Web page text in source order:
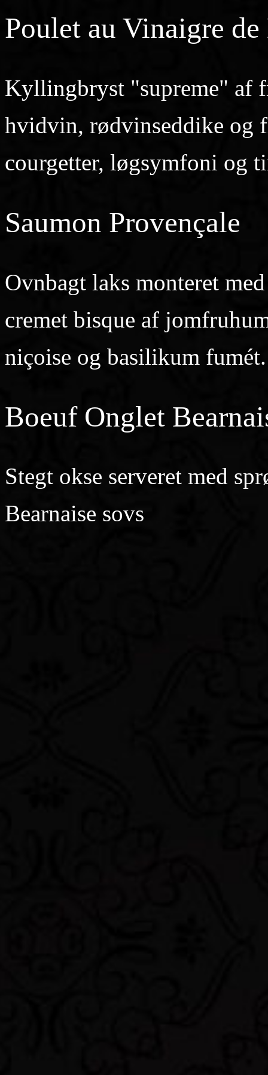
Poulet au Vinaigre
Kyllingbryst "supreme" af
hvidvin, rødvinseddike og
courgetter, løgsymfoni og
Saumon Provençale
Ovnbagt laks monteret
cremet bisque af
niçoise og basilikum fumét.
Boeuf Onglet
Stegt okse serveret med
Bearnaise sovs